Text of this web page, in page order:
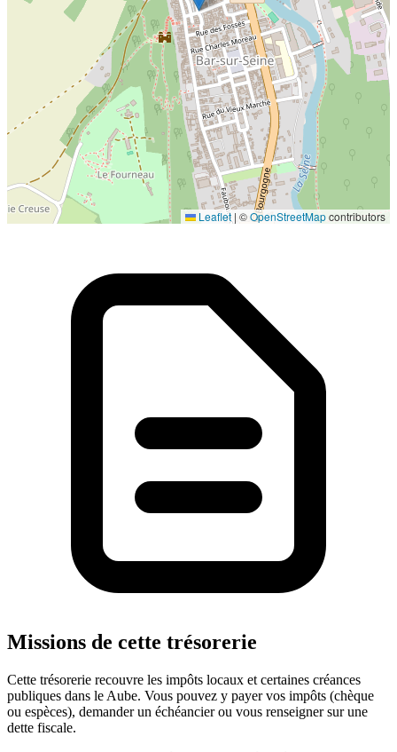
Localisation en cours...
Leaflet | ©OpenStreetMapcontributors
Missions de cette trésorerie
Cette trésorerie recouvre les impôts locaux et certaines créances
publiques dans le Aube. Vous pouvez y payer vos impôts (chèque
ou espèces), demander un échéancier ou vous renseigner sur une
dette fiscale.